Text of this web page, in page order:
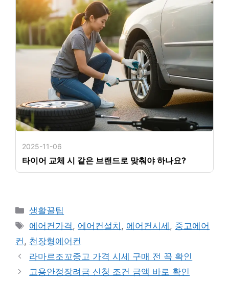
2025-11-06
타이어 교체 시 같은 브랜드로 맞춰야 하나요?
카
테
고
리
생활꿀팁
태
그
에어컨가격 , 에어컨설치 , 에어컨시세 , 중고에어
컨 , 천장형에어컨
라마르조꼬중고 가격 시세 구매 전 꼭 확인
고용안정장려금 신청 조건 금액 바로 확인